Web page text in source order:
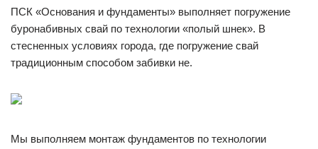
ПСК «Основания и фундаменты» выполняет погружение
буронабивных свай по технологии «полый шнек». В
стесненных условиях города, где погружение свай
традиционным способом забивки не.
Мы выполняем монтаж фундаментов по технологии